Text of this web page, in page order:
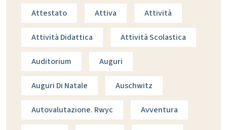
Attestato Attiva Attività
Attività Didattica Attività Scolastica
Auditorium Auguri
Auguri Di Natale Auschwitz
Autovalutazione. Rwyc Avventura